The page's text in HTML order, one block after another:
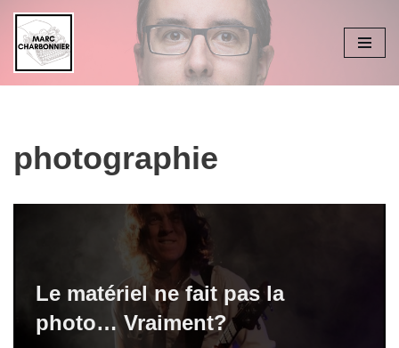
Aller
au
contenu
photographie
Le matériel ne fait pas la
photo… Vraiment?